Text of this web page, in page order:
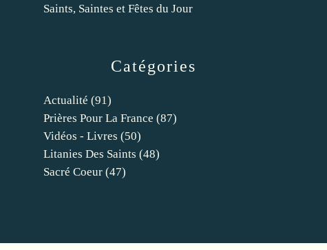
Catégories
Actualité (91)
Prières Pour La France (87)
Vidéos - Livres (50)
Litanies Des Saints (48)
Sacré Coeur (47)
Saints, Saintes et Fêtes du Jour